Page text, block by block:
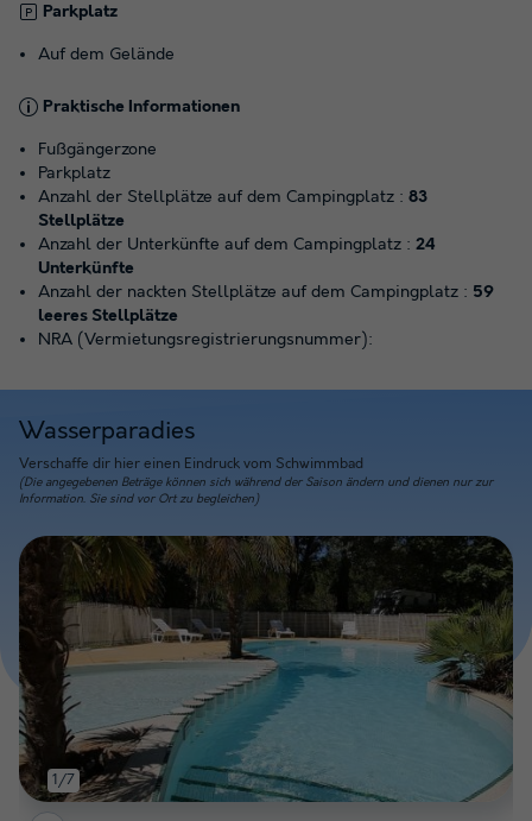
Parkplatz
Auf dem Gelände
Praktische Informationen
Fußgängerzone
Parkplatz
Anzahl der Stellplätze auf dem Campingplatz : 83
Stellplätze
Anzahl der Unterkünfte auf dem Campingplatz : 24
Unterkünfte
Anzahl der nackten Stellplätze auf dem Campingplatz : 59
leeres Stellplätze
NRA (Vermietungsregistrierungsnummer):
Wasserparadies
Verschaffe dir hier einen Eindruck vom Schwimmbad
(Die angegebenen Beträge können sich während der Saison ändern und dienen nur zur
Information. Sie sind vor Ort zu begleichen)
1/7